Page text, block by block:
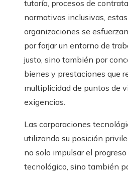
tutoría, procesos de
normativas inclusivas, estas
organizaciones se
por forjar un entorno de
justo, sino también por
bienes y prestaciones que
multiplicidad de puntos de
exigencias.
Las corporaciones
utilizando su posición
no solo impulsar el progreso
tecnológico, sino también